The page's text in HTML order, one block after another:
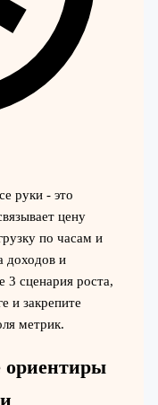
руки - это
цену
по часам и
доходов и
3 сценария роста,
и закрепите
метрик.
ориентиры